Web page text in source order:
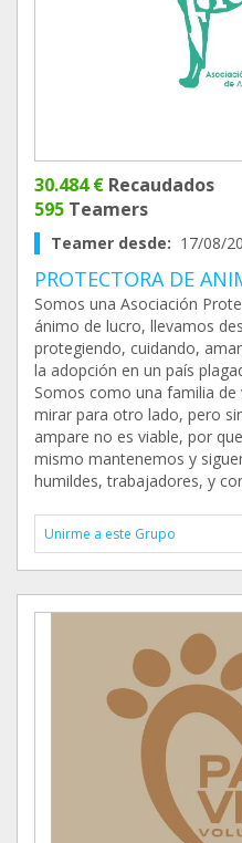
30.484 € Recaudados
595 Teamers
Teamer desde: 17/08/
PROTECTORA DE
Somos una Asociación
ánimo de lucro, llevamos
protegiendo, cuidando,
la adopción en un país
Somos como una familia
mirar para otro lado, pero
ampare no es viable, por
mismo mantenemos y
humildes, trabajadores, y
Unirme a este Grupo